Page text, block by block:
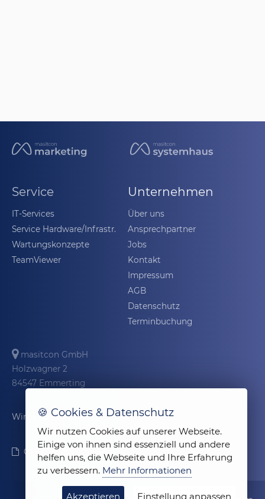
Service
IT-Services
Service Hardware/Infrastr.
Wartungskonzepte
TeamViewer
Unternehmen
Über uns
Ansprechpartner
Jobs
Kontakt
Impressum
AGB
Datenschutz
Terminbuchung
masitcon GmbH
Holzwagner 2
84547 Emmerting
Wir sind
Offenlegungsdokument
🍪 Cookies & Datenschutz
Wir nutzen Cookies auf unserer Webseite.
Einige von ihnen sind essenziell und andere
helfen uns, die Webseite und Ihre Erfahrung
zu verbessern. Mehr Informationen
Akzeptieren Einstellung anpassen